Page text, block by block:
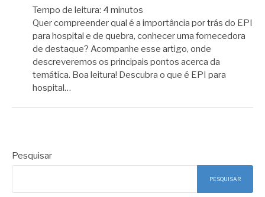
Tempo de leitura: 4 minutos
Quer compreender qual é a importância por trás do EPI
para hospital e de quebra, conhecer uma fornecedora
de destaque? Acompanhe esse artigo, onde
descreveremos os principais pontos acerca da
temática. Boa leitura! Descubra o que é EPI para
hospital…
Pesquisar
PESQUISAR